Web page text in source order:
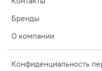
Бренды
О компании
Конфиденциальность